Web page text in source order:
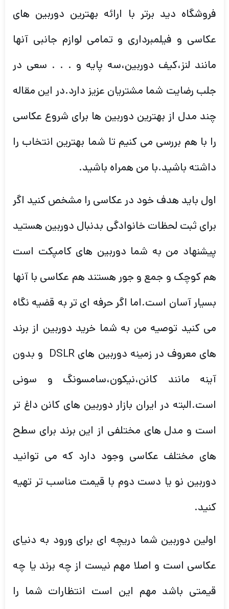
فروشگاه دید برتر با ارائه بهترین دوربین های
عکاسی و فیلمبرداری و تمامی لوازم جانبی آنها
مانند لنز،کیف دوربین،سه پایه و . . . سعی در
جلب رضایت شما مشتریان عزیز دارد.در این مقاله
چند مدل از بهترین دوربین ها برای شروع عکاسی
را با هم بررسی می کنیم تا شما بهترین انتخاب را
داشته باشید.با من همراه باشید.
اول باید هدف خود در عکاسی را مشخص کنید اگر
برای ثبت لحظات خانوادگی بدنبال دوربین هستید
پیشنهاد من به شما دوربین های کامپکت است
هم کوچک و جمع و جور هستند هم عکاسی با آنها
بسیار آسان است.اما اگر حرفه ای تر به قضیه نگاه
می کنید توصیه من به شما خرید دوربین از برند
های معروف در زمینه دوربین های DSLR و بدون
آینه مانند کانن،نیکون،سامسونگ و سونی
است.البته در ایران بازار دوربین های کانن داغ تر
است و مدل های مختلفی از این برند برای سطح
های مختلف عکاسی وجود دارد که می توانید
دوربین نو یا دست دوم با قیمت مناسب تر تهیه
کنید.
اولین دوربین شما دریچه ای برای ورود به دنیای
عکاسی است و اصلا مهم نیست از چه برند یا چه
قیمتی باشد مهم این است انتظارات شما را